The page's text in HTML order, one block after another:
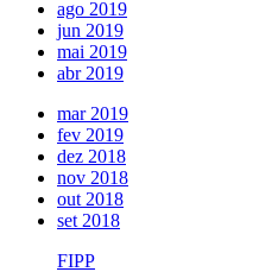
ago 2019
jun 2019
mai 2019
abr 2019
mar 2019
fev 2019
dez 2018
nov 2018
out 2018
set 2018
FIPP